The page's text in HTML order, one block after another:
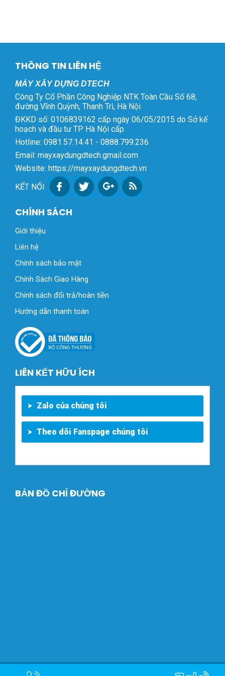
THÔNG TIN LIÊN HỆ
MÁY XÂY DỰNG DTECH
Công Ty Cổ Phần Công Nghiệp NTK Toàn Cầu Số 68,
đường Vĩnh Quỳnh, Thanh Trì, Hà Nội
ĐKKD số: 0106839162 cấp ngày 06/05/2015 do Sở kế
hoạch và đầu tư TP Hà Nội cấp.
Hotline: 0981.57.14.41 - 0888.799.236
Email: mayxaydungdtech.gmail.com
Website: https://mayxaydungdtech.vn
KẾT NỐI
CHÍNH SÁCH
Giới thiệu
Liên hệ
Chính sách bảo mật
Chính Sách Giao Hàng
Chính sách đổi trả/hoàn tiền
Hướng dẫn thanh toán
LIÊN KẾT HỮU ÍCH
Zalo của chúng tôi
Theo dõi Fanspage chúng tôi
BẢN ĐỒ CHỈ ĐƯỜNG
Copyright © 2024 Máy Xây dựng Dtech. Designed byHalink